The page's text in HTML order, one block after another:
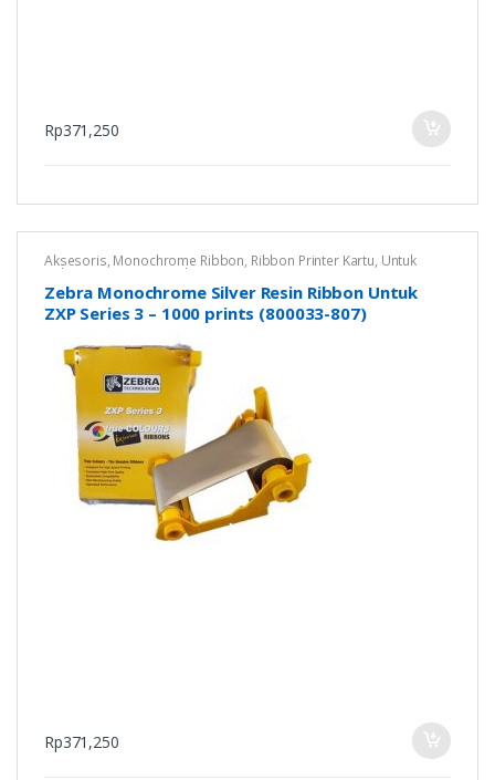
Rp371,250
Aksesoris, Monochrome Ribbon, Ribbon Printer Kartu, Untuk
Zebra ZXP Series 3 Zebra
Zebra Monochrome Silver Resin Ribbon Untuk
ZXP Series 3 – 1000 prints (800033-807)
Rp371,250